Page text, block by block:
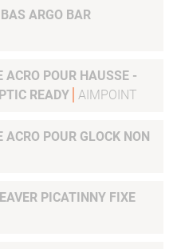
ARGO BAR
ACRO POUR HAUSSE -
READY AIMPOINT
POUR GLOCK NON
PICATINNY FIXE